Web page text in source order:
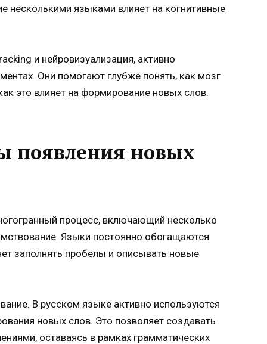
несколькими языками влияет на когнитивные
и нейровизуализация, активно
Они помогают глубже понять, как мозг
это влияет на формирование новых слов.
появления новых
процесс, включающий несколько
Языки постоянно обогащаются
заполнять пробелы и описывать новые
В русском языке активно используются
новых слов. Это позволяет создавать
оставаясь в рамках грамматических